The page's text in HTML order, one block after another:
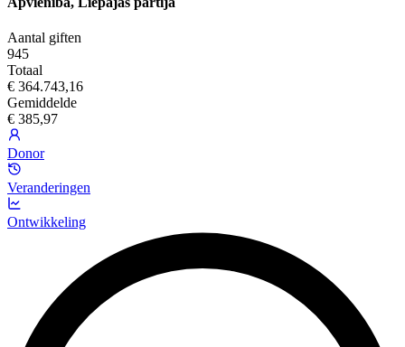
Aantal giften
945
Totaal
€ 364.743,16
Gemiddelde
€ 385,97
Donor
Veranderingen
Ontwikkeling